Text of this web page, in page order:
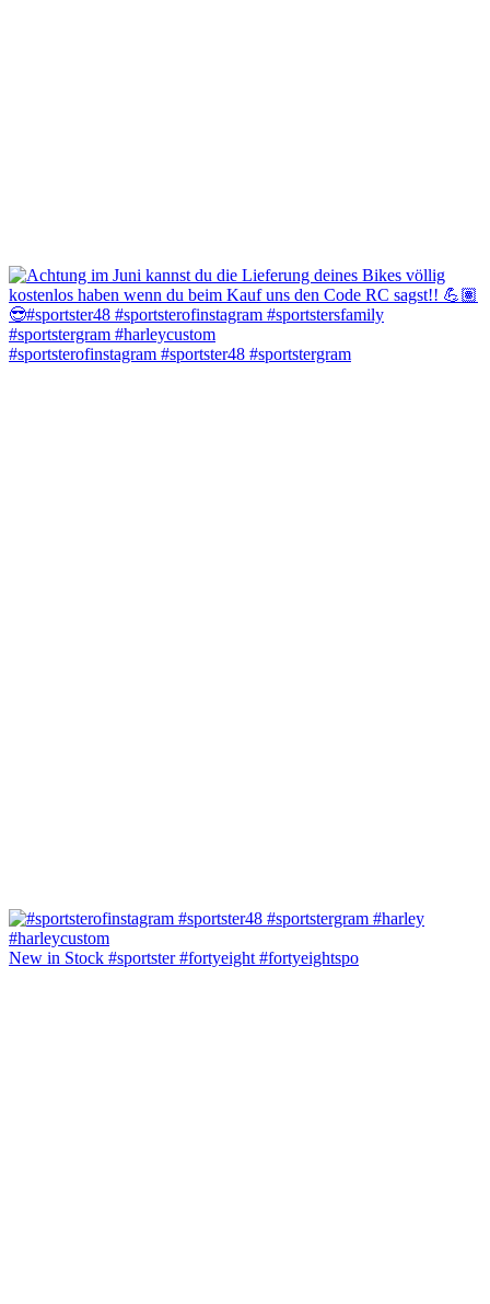
#sportsterofinstagram #sportster48 #sportstergram
New in Stock #sportster #fortyeight #fortyeightspo